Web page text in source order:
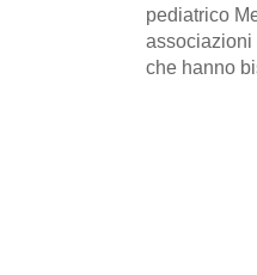
pediatrico
associazioni
che hanno